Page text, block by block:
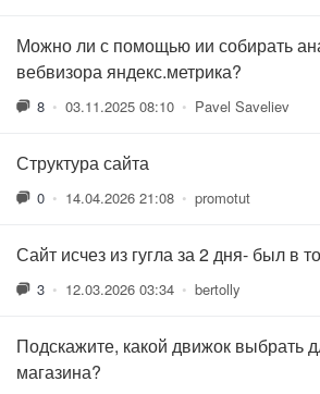
Можно ли с помощью ии собирать
вебвизора яндекс.метрика?
8 • 03.11.2025 08:10 • Pavel Saveliev
Структура сайта
0 • 14.04.2026 21:08 • promotut
Сайт исчез из гугла за 2 дня- был в
3 • 12.03.2026 03:34 • bertolly
Подскажите, какой движок выбрать
магазина?